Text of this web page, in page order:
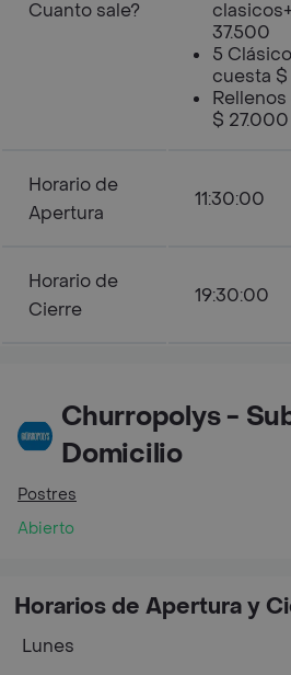
Cuanto sale?
37.500
5
cuesta $
$ 27.000
Horario de
Apertura
11:30:00
Horario de
Cierre
19:30:00
Churropolys -
Domicilio
Postres
Abierto
Horarios de Apertura y
Lunes